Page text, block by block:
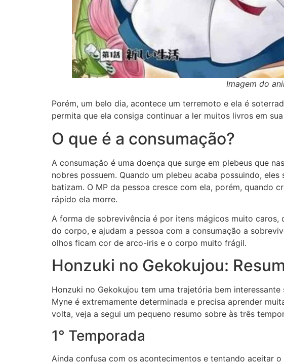
Imagem do
Porém, um belo dia, acontece um terremoto e ela é
permita que ela consiga continuar a ler muitos livros em
O que é a consumação?
A consumação é uma doença que surge em plebeus que
nobres possuem. Quando um plebeu acaba possuindo,
batizam. O MP da pessoa cresce com ela, porém, quando
rápido ela morre.
A forma de sobrevivência é por itens mágicos muito caros,
do corpo, e ajudam a pessoa com a consumação a
olhos ficam cor de arco-iris e o corpo muito frágil.
Honzuki no Gekokujou:
Honzuki no Gekokujou tem uma trajetória bem
Myne é extremamente determinada e precisa aprender
volta, veja a segui um pequeno resumo sobre às três
1° Temporada
Ainda confusa com os acontecimentos e tentando aceitar